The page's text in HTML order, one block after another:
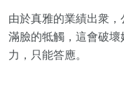
由於真雅的業績出衆
滿臉的牴觸，這會破
力，只能答應。